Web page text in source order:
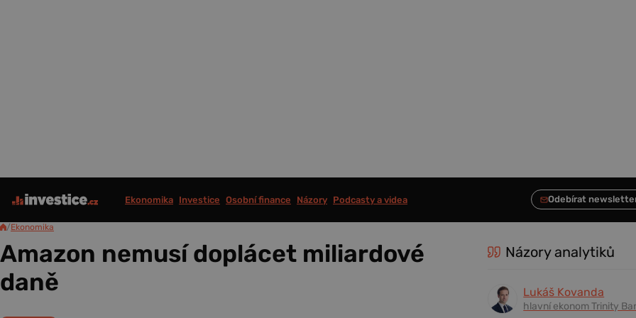
Ekonomika Investice Osobní finance Názory Podcasty a videa
/Ekonomika
Amazon nemusí doplácet miliardové
daně
Názory analytiků
Lukáš Kovanda
hlavní ekonom Trinity